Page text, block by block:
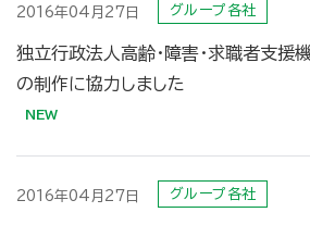
2016年04月27日 グループ各社
独立行政法人高齢・障害・求職者支援
の制作に協力しました
2016年04月27日 グループ各社